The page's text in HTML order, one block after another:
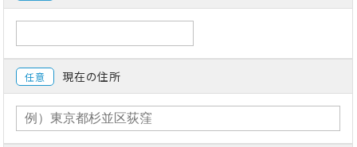
任意 現在の住所